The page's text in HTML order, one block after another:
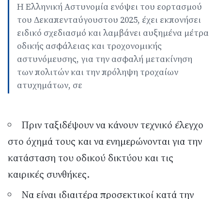
Η Ελληνική Αστυνομία ενόψει του εορτασμού
του Δεκαπενταύγουστου 2025, έχει εκπονήσει
ειδικό σχεδιασμό και λαμβάνει αυξημένα μέτρα
οδικής ασφάλειας και τροχονομικής
αστυνόμευσης, για την ασφαλή μετακίνηση
των πολιτών και την πρόληψη τροχαίων
ατυχημάτων, σε
Πριν ταξιδέψουν να κάνουν τεχνικό έλεγχο
στο όχημά τους και να ενημερώνονται για την
κατάσταση του οδικού δικτύου και τις
καιρικές συνθήκες.
Να είναι ιδιαιτέρα προσεκτικοί κατά την